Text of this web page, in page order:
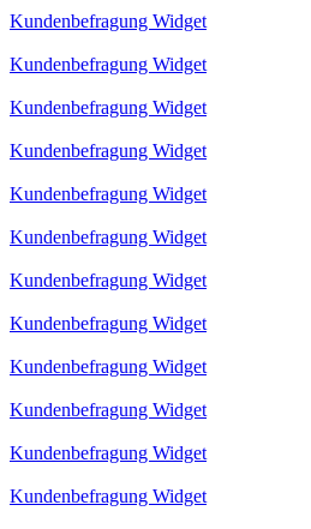
Kundenbefragung Widget
Kundenbefragung Widget
Kundenbefragung Widget
Kundenbefragung Widget
Kundenbefragung Widget
Kundenbefragung Widget
Kundenbefragung Widget
Kundenbefragung Widget
Kundenbefragung Widget
Kundenbefragung Widget
Kundenbefragung Widget
Kundenbefragung Widget